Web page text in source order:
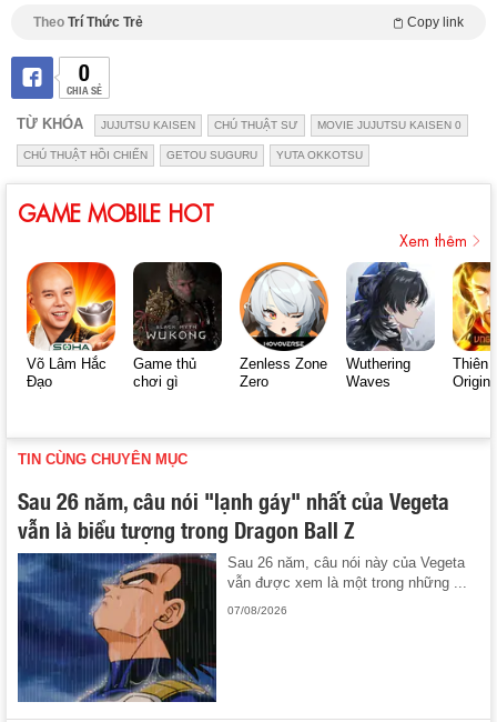
Theo Trí Thức Trẻ Copy link
0
CHIA SẺ
TỪ KHÓA JUJUTSU KAISEN CHÚ THUẬT SƯ MOVIE JUJUTSU KAISEN 0
CHÚ THUẬT HỒI CHIẾN GETOU SUGURU YUTA OKKOTSU
GAME MOBILE HOT
Xem thêm
Võ Lâm Hắc
Đạo
Game thủ
chơi gì
Zenless Zone
Zero
Wuthering
Waves
Thiên
Origin
TIN CÙNG CHUYÊN MỤC
Sau 26 năm, câu nói "lạnh gáy" nhất của Vegeta
vẫn là biểu tượng trong Dragon Ball Z
Sau 26 năm, câu nói này của Vegeta
vẫn được xem là một trong những ...
07/08/2026